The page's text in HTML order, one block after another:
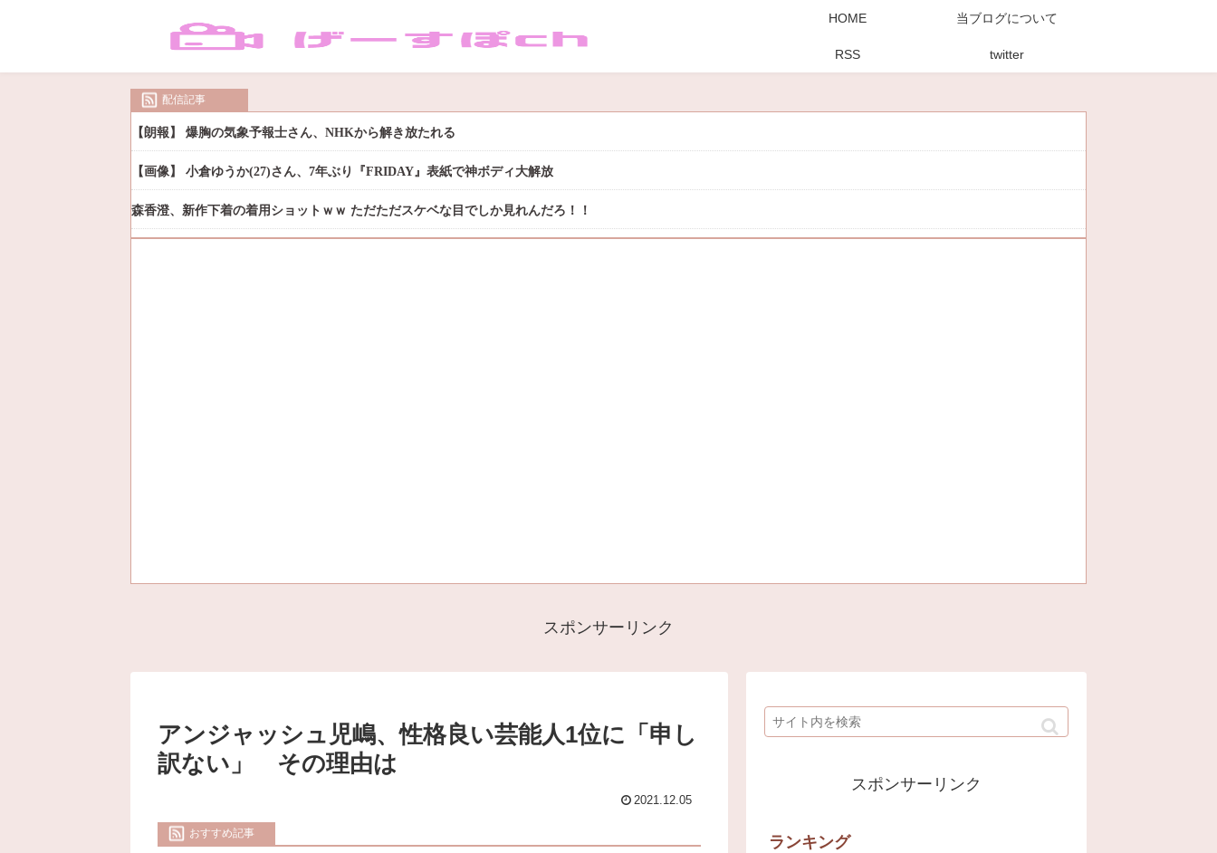
HOME 当ブログについて
RSS twitter
配信記事
【朗報】 爆胸の気象予報士さん、NHKから解き放たれる
【画像】 小倉ゆうか(27)さん、7年ぶり『FRIDAY』表紙で神ボディ大解放
森香澄、新作下着の着用ショットｗｗ ただただスケベな目でしか見れんだろ！！
スポンサーリンク
アンジャッシュ児嶋、性格良い芸能人1位に「申し
訳ない」 その理由は
2021.12.05
おすすめ記事
スポンサーリンク
ランキング